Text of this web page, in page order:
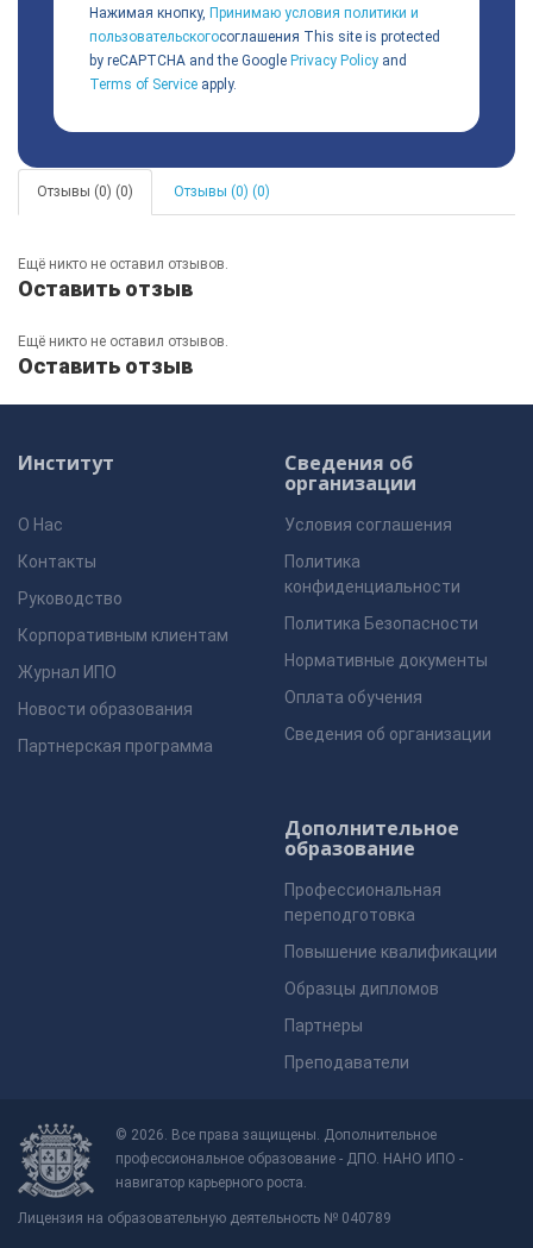
Нажимая кнопку, Принимаю условия политики и
пользовательскогосоглашения This site is protected
by reCAPTCHA and the Google Privacy Policy and
Terms of Service apply.
Отзывы (0) (0) Отзывы (0) (0)
Ещё никто не оставил отзывов.
Оставить отзыв
Ещё никто не оставил отзывов.
Оставить отзыв
Институт
О Нас
Контакты
Руководство
Корпоративным клиентам
Журнал ИПО
Новости образования
Партнерская программа
Сведения об
организации
Условия соглашения
Политика
конфиденциальности
Политика Безопасности
Нормативные документы
Оплата обучения
Сведения об организации
Дополнительное
образование
Профессиональная
переподготовка
Повышение квалификации
Образцы дипломов
Партнеры
Преподаватели
© 2026. Все права защищены. Дополнительное
профессиональное образование - ДПО. НАНО ИПО -
навигатор карьерного роста.
Лицензия на образовательную деятельность № 040789